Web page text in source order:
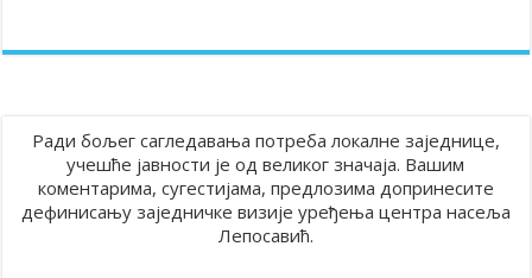
Ради бољег сагледавања потреба локалне заједнице,
учешће јавности је од великог значаја. Вашим
коментарима, сугестијама, предлозима допринесите
дефинисању заједничке визије уређења центра насеља
Лепосавић.